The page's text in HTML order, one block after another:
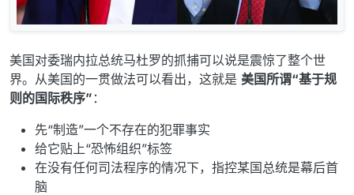
美国对委瑞内拉总统马杜罗的抓捕可以说是震惊了整个世
界。从美国的一贯做法可以看出，这就是 美国所谓“基于规
则的国际秩序” ：
先“制造”一个不存在的犯罪事实
给它贴上“恐怖组织”标签
在没有任何司法程序的情况下，指控某国总统是幕后首
脑